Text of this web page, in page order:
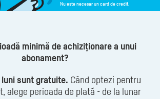
Nu este necesar un card de credit.
minimă de achiziționare a unui
abonament?
luni sunt gratuite. Când optezi pentru
alege perioada de plată - de la lunar